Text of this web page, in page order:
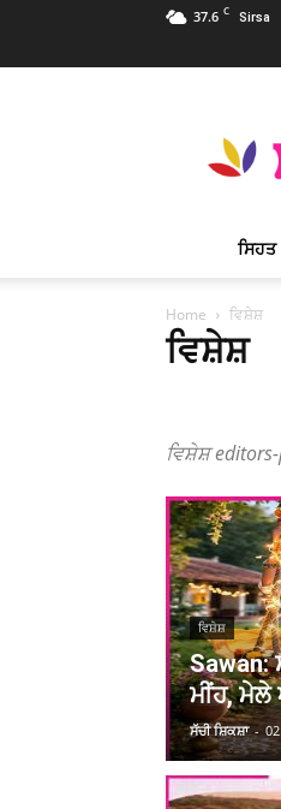
37.6 C Sirsa
ਸਿਹਤ
Home ਵਿਸ਼ੇਸ਼
ਵਿਸ਼ੇਸ਼
ਵਿਸ਼ੇਸ਼
ਵਿਸ਼ੇਸ਼
Sawan:
ਮੀਂਹ,
ਸੱਚੀ ਸ਼ਿਕਸ਼ਾ -